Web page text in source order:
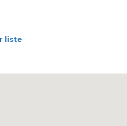
liste